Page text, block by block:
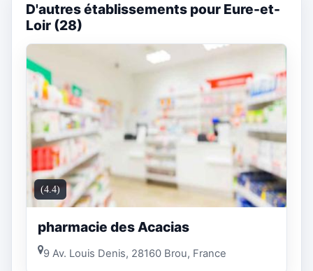
D'autres établissements pour Eure-et-
Loir (28)
(4.4)
pharmacie des Acacias
9 Av. Louis Denis, 28160 Brou, France